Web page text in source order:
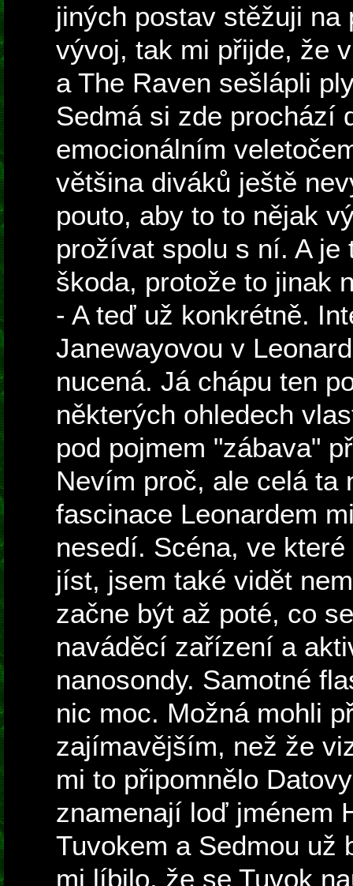
jiných postav stěžuji
vývoj, tak mi přijde, že
a The Raven sešlápli
Sedmá si zde prochází
emocionálním
většina diváků ještě
pouto, aby to to nějak
prožívat spolu s ní. A je
škoda, protože to jinak
- A teď už konkrétně.
Janewayovou v
nucená. Já chápu ten
některých ohledech
pod pojmem "zábava"
Nevím proč, ale celá ta
fascinace Leonardem
nesedí. Scéna, ve
jíst, jsem také vidět
začne být až poté, co
naváděcí zařízení a
nanosondy. Samotné
nic moc. Možná mohli
zajímavějším, než že
mi to připomnělo
znamenají loď jménem
Tuvokem a Sedmou už
mi líbilo, že se Tuvok